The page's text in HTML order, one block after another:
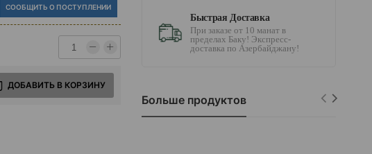
СООБЩИТЬ О ПОСТУПЛЕНИИ
ДОБАВИТЬ В КОРЗИНУ
Быстрая Доставка
При заказе от 10 манат в
пределах Баку! Экспресс-
доставка по Азербайджану!
Больше продуктов